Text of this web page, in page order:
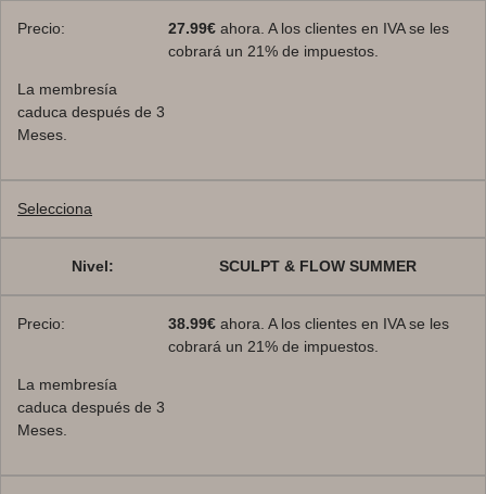
27.99€ahora. A los clientes en IVA se les
cobrará un 21% de impuestos.
La membresía
caduca después de 3
Meses.
Selecciona
SCULPT & FLOW SUMMER
38.99€ahora. A los clientes en IVA se les
cobrará un 21% de impuestos.
La membresía
caduca después de 3
Meses.